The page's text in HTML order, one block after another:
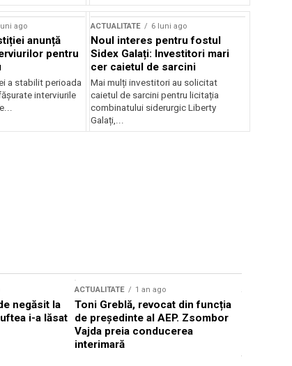
ago
anunță
pentru
a stabilit perioada
interviurile
ACTUALITATE 6 luni ago
Noul interes pentru fostul
Sidex Galați: Investitori mari
cer caietul de sarcini
Mai mulți investitori au solicitat
caietul de sarcini pentru licitația
combinatului siderurgic Liberty
Galați,...
negăsit la
i-a lăsat
ACTUALITATE 1 an ago
Toni Greblă, revocat din funcția
de președinte al AEP. Zsombor
Vajda preia conducerea
interimară